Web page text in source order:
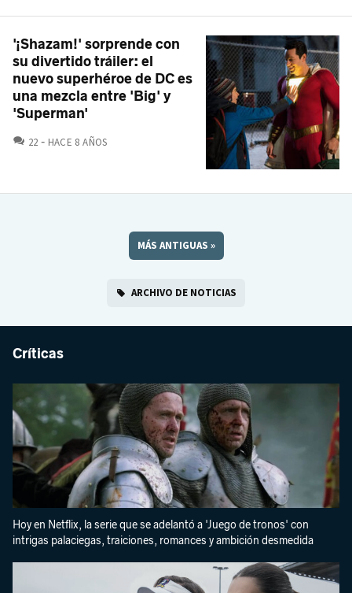
'¡Shazam!' sorprende con
su divertido tráiler: el
nuevo superhéroe de DC es
una mezcla entre 'Big' y
'Superman'
22 COMENTARIOS
HACE 8 AÑOS
MÁS ANTIGUAS »
ARCHIVO DE NOTICIAS
Críticas
Hoy en Netflix, la serie que se adelantó a 'Juego de tronos' con
intrigas palaciegas, traiciones, romances y ambición desmedida